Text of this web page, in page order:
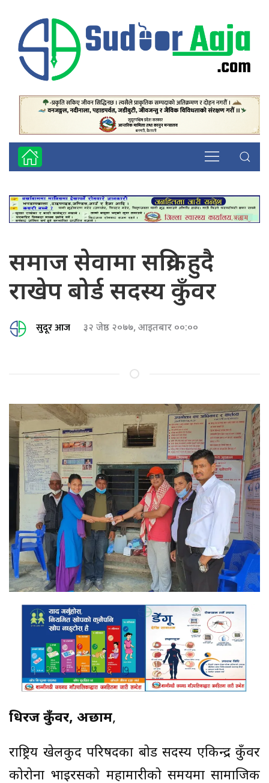
समाज सेवामा सक्रिय हुदै
राखेप बोर्ड सदस्य कुँवर
सुदूर आज ३२ जेष्ठ २०७७, आइतबार ००:००
धिरज कुँवर, अछाम,
राष्ट्रिय खेलकुद परिषदका बोर्ड सदस्य एकिन्द्र कुँवर
कोरोना भाइरसको महामारीको समयमा सामाजिक